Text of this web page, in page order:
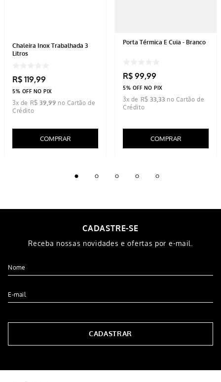
Chaleira Inox Trabalhada 3
Litros
R$ 119,99
5% OFF NO PIX
3x de R$ 39 ,99
COMPRAR
Porta Térmica E Cuia - Branco
R$ 99,99
5% OFF NO PIX
3x de R$ 33 ,33
COMPRAR
CADASTRE-SE
Receba nossas novidades e ofertas por e-mail.
CADASTRAR